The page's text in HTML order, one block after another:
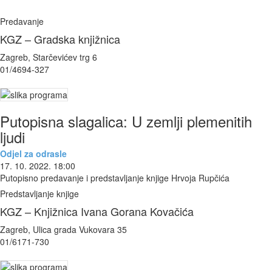
Predavanje
KGZ – Gradska knjižnica
Zagreb, Starčevićev trg 6
01/4694-327
Putopisna slagalica: U zemlji plemenitih
ljudi
Odjel za odrasle
17. 10. 2022. 18:00
Putopisno predavanje i predstavljanje knjige Hrvoja Rupčića
Predstavljanje knjige
KGZ – Knjižnica Ivana Gorana Kovačića
Zagreb, Ulica grada Vukovara 35
01/6171-730